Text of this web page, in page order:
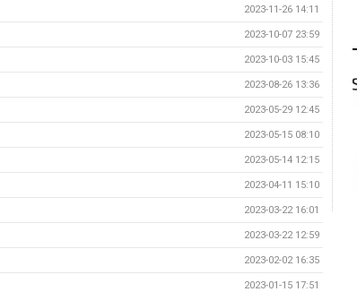
2023-11-26 14:11
2023-10-07 23:59
2023-10-03 15:45
2023-08-26 13:36
2023-05-29 12:45
2023-05-15 08:10
2023-05-14 12:15
2023-04-11 15:10
2023-03-22 16:01
2023-03-22 12:59
2023-02-02 16:35
2023-01-15 17:51